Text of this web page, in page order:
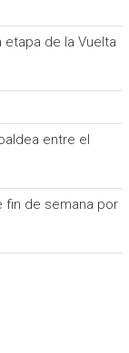
etapa de la Vuelta
entre el
fin de semana por